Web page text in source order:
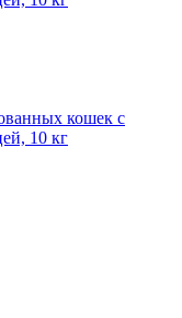
кошек с
10 кг